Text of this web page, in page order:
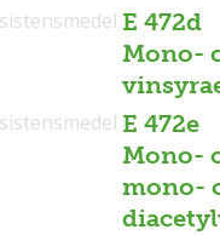
E 472d
Mono-
E 472e
Mono-
mono-